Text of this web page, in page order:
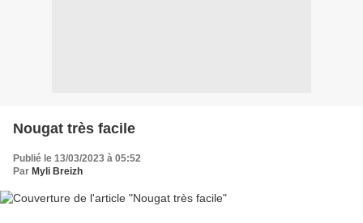
Nougat très facile
Publié le 13/03/2023 à 05:52
Par Myli Breizh